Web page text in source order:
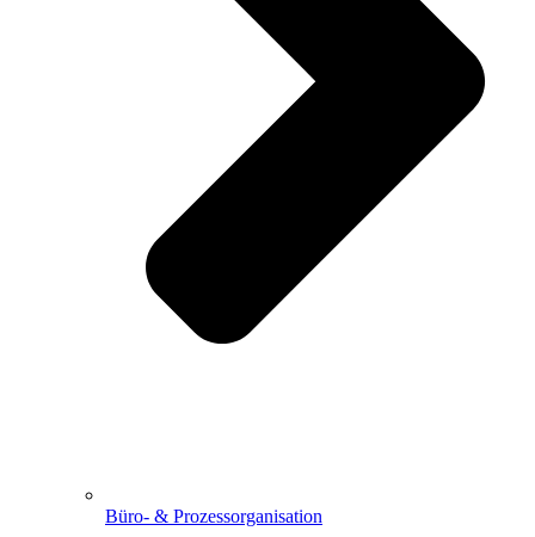
Büro- & Prozessorganisation